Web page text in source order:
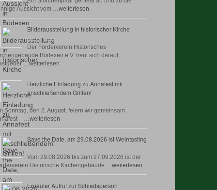
Aussicht vom …weiterlesen
Bilderausstellung in historischer Kirche
30 Juli, 2026
Der Förderverein Historisches
Bödexen e.V. freut sich darauf,
…weiterlesen
Herzliche Einladung zu Annafest mit
anschließendem Grillen!
Sonntag, den 2. August, feiern wir gemeinsam
– …weiterlesen
Save the Date, am 29.08.2026 ist Weintasting
Vom 29.08.2026 bis zum 27.09.2026 ist der
Historische Kirchengebäude …weiterlesen
Erneuter Aufruf zur Schiedsperson